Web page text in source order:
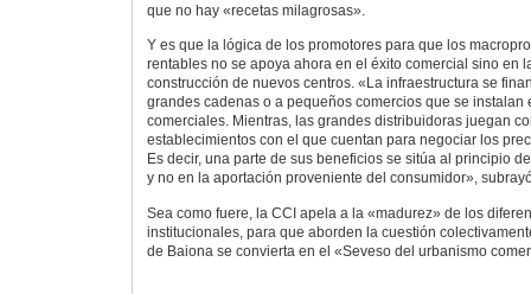
que no hay «recetas milagrosas».
Y es que la lógica de los promotores para que los
rentables no se apoya ahora en el éxito comercial sino en
construcción de nuevos centros. «La infraestructura se
grandes cadenas o a pequeños comercios que se instalan
comerciales. Mientras, las grandes distribuidoras juegan
establecimientos con el que cuentan para negociar los
Es decir, una parte de sus beneficios se sitúa al principio
y no en la aportación proveniente del consumidor»,
Sea como fuere, la CCI apela a la «madurez» de los
institucionales, para que aborden la cuestión
de Baiona se convierta en el «Seveso del urbanismo